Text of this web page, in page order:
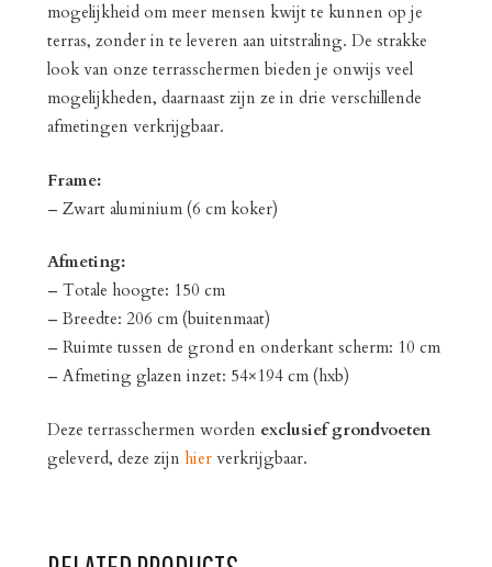
mogelijkheid om meer mensen kwijt te kunnen op je
terras, zonder in te leveren aan uitstraling. De strakke
look van onze terrasschermen bieden je onwijs veel
mogelijkheden, daarnaast zijn ze in drie verschillende
afmetingen verkrijgbaar.
Frame:
– Zwart aluminium (6 cm koker)
Afmeting:
– Totale hoogte: 150 cm
– Breedte: 206 cm (buitenmaat)
– Ruimte tussen de grond en onderkant scherm: 10 cm
– Afmeting glazen inzet: 54×194 cm (hxb)
Deze terrasschermen worden exclusief grondvoeten
geleverd, deze zijn hierverkrijgbaar.